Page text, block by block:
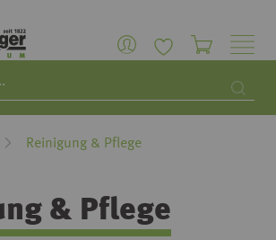
Reinigung & Pflege
& Pflege